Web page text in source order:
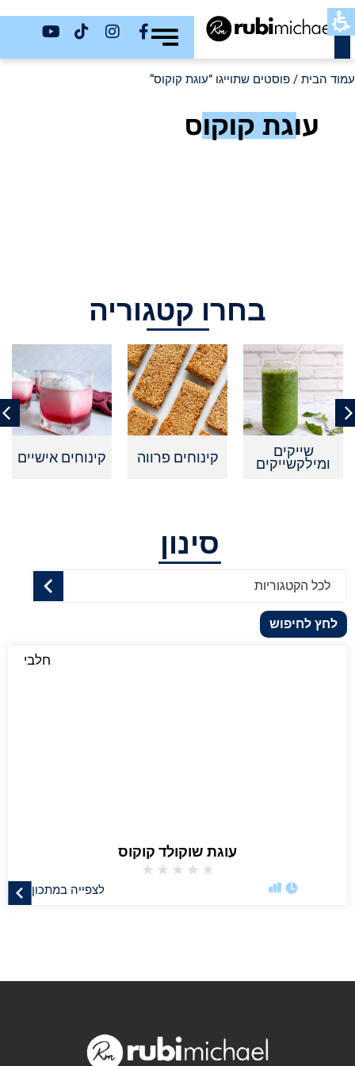
כשר
עמוד הבית / פוסטים שתוייגו ”עוגת קוקוס“
עוגת קוקוס
בחרו קטגוריה
שייקים
ומילקשייקים קינוחים פרווה קינוחים אישיים
סינון
לכל הקטגוריות
לחץ לחיפוש
חלבי
עוגת שוקולד קוקוס
★
★
★
★
★
לצפייה במתכון